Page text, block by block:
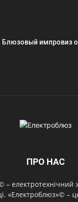
Блюзовый импровиз
ПРО НАС
– електротехнічний
«Електроблюз»© – це